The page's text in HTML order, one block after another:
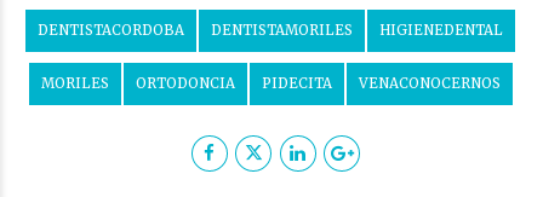
DENTISTACORDOBA DENTISTAMORILES HIGIENEDENTAL
MORILES ORTODONCIA PIDECITA VENACONOCERNOS